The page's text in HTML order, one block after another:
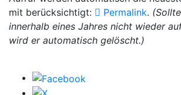
mit berücksichtigt:
Permalink.
innerhalb eines Jahres nicht wieder
wird er automatisch gelöscht.)